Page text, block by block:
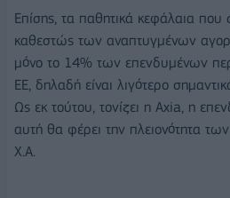
Επίσης, τα παθητικά κεφάλαια που
καθεστώς των αναπτυγμένων
μόνο το 14% των επενδυμένων
ΕΕ, δηλαδή είναι λιγότερο
Ως εκ τούτου, τονίζει η Axia, η
αυτή θα φέρει την πλειονότητα
Χ.Α.